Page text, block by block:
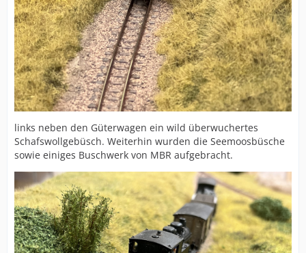
links neben den Güterwagen ein wild überwuchertes
Schafswollgebüsch. Weiterhin wurden die Seemoosbüsche
sowie einiges Buschwerk von MBR aufgebracht.